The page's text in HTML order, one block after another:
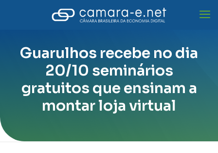
Guarulhos recebe no dia
20/10 seminários
gratuitos que ensinam a
montar loja virtual